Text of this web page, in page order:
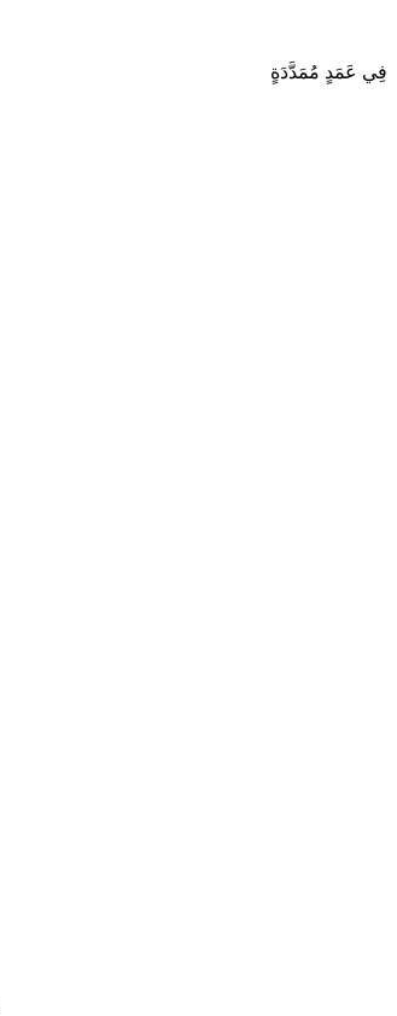
فِي عَمَدٍ مُمَدَّدَةٍ